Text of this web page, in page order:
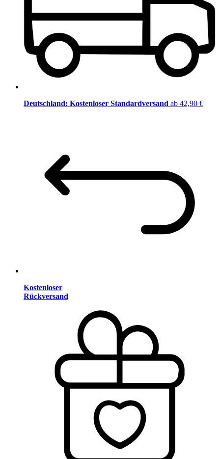
Deutschland: Kostenloser Standardversand ab 42,90 €
Kostenloser
Rückversand